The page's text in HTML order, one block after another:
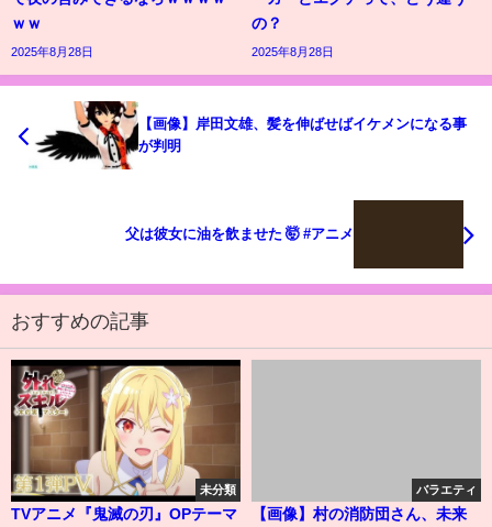
ｗｗ
2025年8月28日
の？
2025年8月28日
【画像】岸田文雄、髪を伸ばせばイケメンになる事
が判明
父は彼女に油を飲ませた 🤯 #アニメ
おすすめの記事
未分類
TVアニメ『鬼滅の刃』OPテーマ
バラエティ
【画像】村の消防団さん、未来